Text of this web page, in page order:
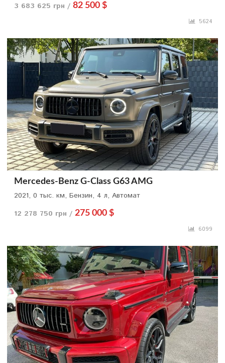
3 683 625 грн / 82 500 $
5624
Mercedes-Benz G-Class G63 AMG
2021, 0 тыс. км, Бензин, 4 л, Автомат
12 278 750 грн / 275 000 $
6099